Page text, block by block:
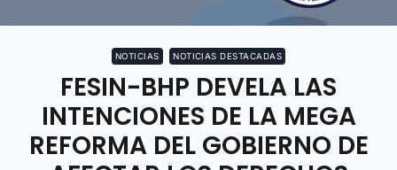
NOTICIAS NOTICIAS DESTACADAS
FESIN-BHP DEVELA LAS
INTENCIONES DE LA MEGA
REFORMA DEL GOBIERNO DE